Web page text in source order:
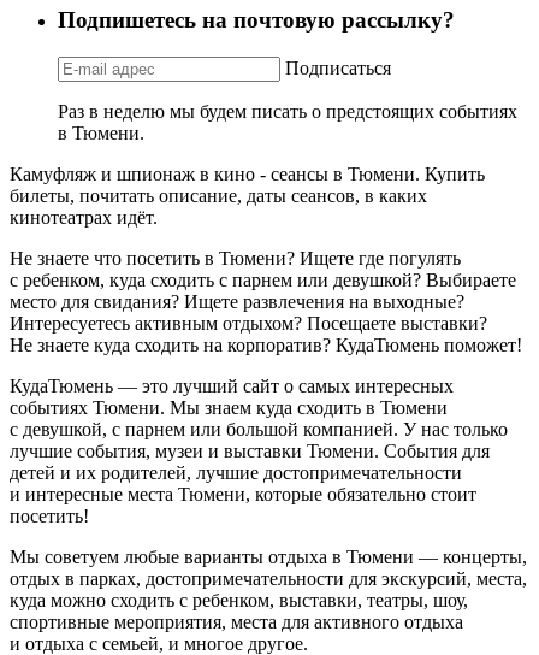
Подпишетесь на почтовую рассылку?
Подписаться
Раз в неделю мы будем писать о предстоящих событиях
в Тюмени.
Камуфляж и шпионаж в кино - сеансы в Тюмени. Купить
билеты, почитать описание, даты сеансов, в каких
кинотеатрах идёт.
Не знаете что посетить в Тюмени? Ищете где погулять
с ребенком, куда сходить с парнем или девушкой? Выбираете
место для свидания? Ищете развлечения на выходные?
Интересуетесь активным отдыхом? Посещаете выставки?
Не знаете куда сходить на корпоратив? КудаТюмень поможет!
КудаТюмень — это лучший сайт о самых интересных
событиях Тюмени. Мы знаем куда сходить в Тюмени
с девушкой, с парнем или большой компанией. У нас только
лучшие события, музеи и выставки Тюмени. События для
детей и их родителей, лучшие достопримечательности
и интересные места Тюмени, которые обязательно стоит
посетить!
Мы советуем любые варианты отдыха в Тюмени — концерты,
отдых в парках, достопримечательности для экскурсий, места,
куда можно сходить с ребенком, выставки, театры, шоу,
спортивные мероприятия, места для активного отдыха
и отдыха с семьей, и многое другое.